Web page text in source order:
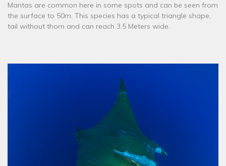
Mantas are common here in some spots and can be seen from
the surface to 50m. This species has a typical triangle shape,
tail without thorn and can reach 3.5 Meters wide.